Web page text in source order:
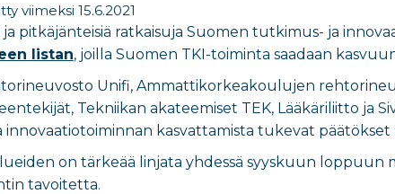
viimeksi 15.6.2021
pitkäjänteisiä ratkaisuja Suomen tutkimus- ja
listan, joilla Suomen TKI-toiminta saadaan
Unifi, Ammattikorkeakoulujen
Tekniikan akateemiset TEK, Lääkäriliitto ja
kasvattamista tukevat päätökset
on tärkeää linjata yhdessä syyskuun loppuun
tavoitetta.